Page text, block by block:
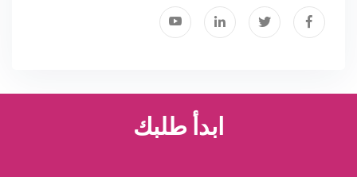
ابدأ طلبك